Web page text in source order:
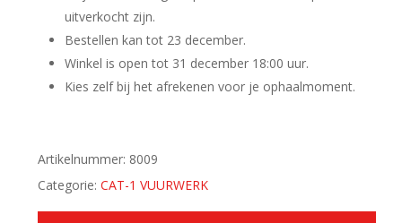
uitverkocht zijn.
Bestellen kan tot 23 december.
Winkel is open tot 31 december 18:00 uur.
Kies zelf bij het afrekenen voor je ophaalmoment.
Artikelnummer: 8009
Categorie: CAT-1 VUURWERK